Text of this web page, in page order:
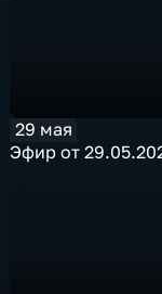
29 мая
Эфир от